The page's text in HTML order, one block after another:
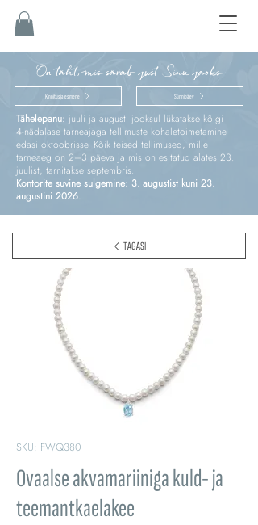
On täht, mis särab just Sinu jaoks
Kinnitus ja esimene Sünnipäev
Tähelepanu: juuli ja augusti jooksul lükatakse kõigi
4‑nädalase tarneajaga tellimuste kohaletoimetamine
edasi oktoobrisse. Kõik teised tellimused, mille
tarneaeg on 2–3 päeva ja mis on esitatud alates 23.
juulist, tarnitakse septembris.
Kontorite suvine sulgemine: 3. augustist kuni 23.
augustini 2026.
SKU: FWQ380
Ovaalse akvamariiniga kuld- ja
teemantkaelakee
TAGASI